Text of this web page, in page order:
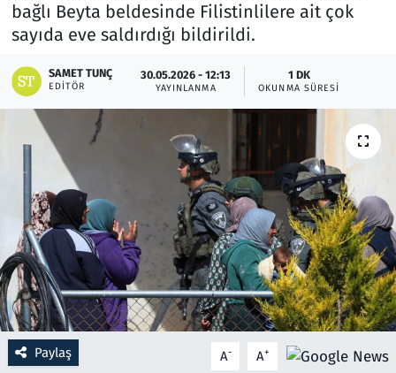
bağlı Beyta beldesinde Filistinlilere ait çok
sayıda eve saldırdığı bildirildi.
SAMET TUNÇ
EDITÖR
30.05.2026 - 12:13
YAYINLANMA
1 DK
OKUNMA SÜRESI
Paylaş A- A+
Memur ve Kamu
Otomobil
Oyun
Ramazan
Resmi İlanlar
Rüya Tabirleri
Sağlık
Savunma Sanayi